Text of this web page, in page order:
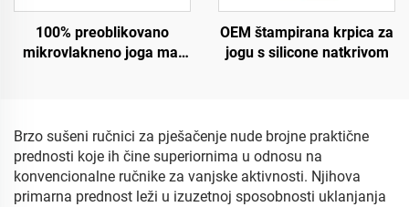
100% preoblikovano
mikrovlakneno joga mat
OEM štampirana krpica za
jogu s silicone natkrivom
Brzo sušeni ručnici za pješačenje nude brojne praktične
prednosti koje ih čine superiornima u odnosu na
konvencionalne ručnike za vanjske aktivnosti. Njihova
primarna prednost leži u izuzetnoj sposobnosti uklanjanja